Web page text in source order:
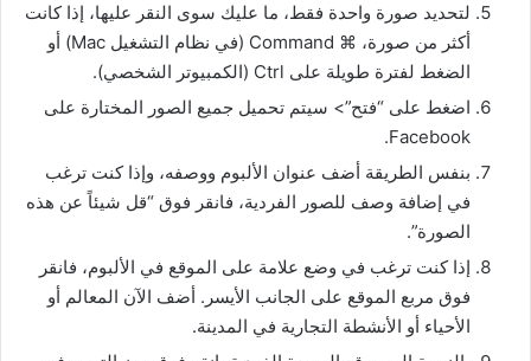
لتحديد صورة واحدة فقط، ما عليك سوى النقر عليها، إذا كانت
أكثر من صورة، ⌘ Command (في نظام التشغيل Mac) أو
الضغط لفترة طويلة على Ctrl (الكمبيوتر الشخصي).
اضغط على “فتح”> سيتم تحميل جميع الصور المختارة على
Facebook.
بنفس الطريقة أضف عنوان الألبوم ووصفه، وإذا كنت ترغب
في إضافة وصف للصور الفردية، فانقر فوق “قل شيئاً عن هذه
الصورة”.
إذا كنت ترغب في وضع علامة على الموقع في الألبوم، فانقر
فوق مربع الموقع على الجانب الأيسر. أضف الآن المعالم أو
الأحياء أو الأنشطة التجارية في المدينة.